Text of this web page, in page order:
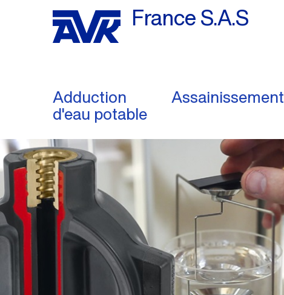
France S.A.S
Adduction
d'eau potable
Assainissement